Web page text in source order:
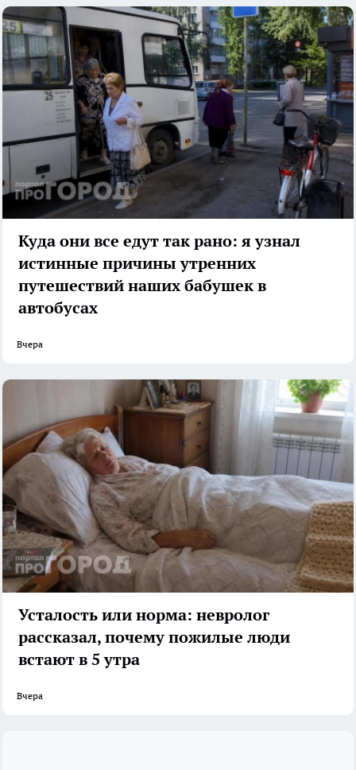
Куда они все едут так рано: я узнал
истинные причины утренних
путешествий наших бабушек в
автобусах
Вчера
Усталость или норма: невролог
рассказал, почему пожилые люди
встают в 5 утра
Вчера